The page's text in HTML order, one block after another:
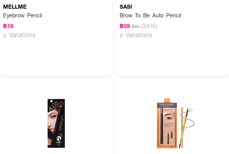
· วาดเส้นขนคิ้วเลียนแบบเส้นจริง
· ใช้แปรงสปูลีด้านหลังเบลนด์ให้ฟุ้ง
MELLME
Eyebrow Pencil
฿18
2 Variations
SASI
Brow To Be Auto Pencil
฿59 ฿89 (34%)
2 Variations